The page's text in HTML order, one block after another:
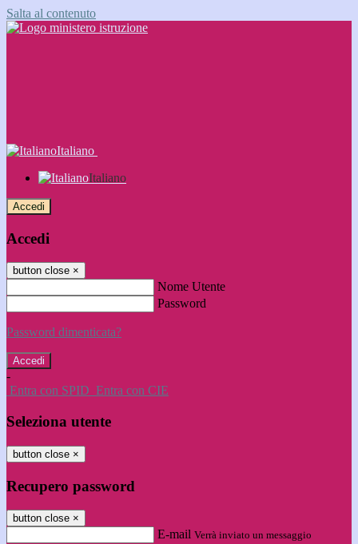
Salta al contenuto
Italiano
Italiano
Accedi
Accedi
button close ×
Nome Utente
Password
Password dimenticata?
-
Entra con SPID Entra con CIE
Seleziona utente
button close ×
Recupero password
button close ×
E-mail Verrà inviato un messaggio